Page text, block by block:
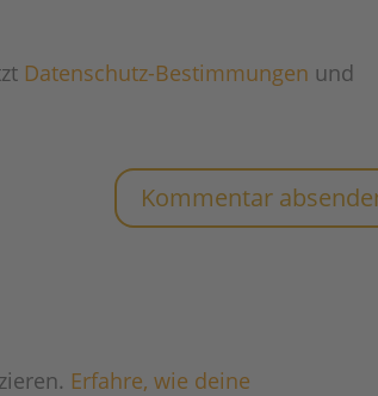
Datenschutz-Bestimmungen und
Erfahre, wie deine